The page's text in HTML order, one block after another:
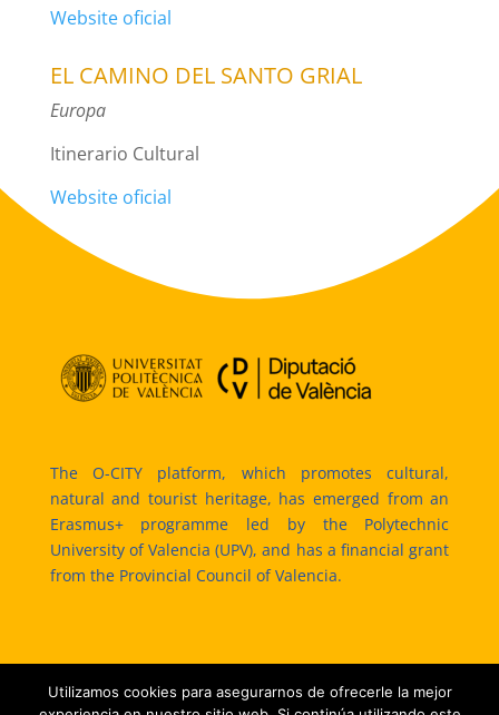
Website oficial
EL CAMINO DEL SANTO GRIAL
Europa
Itinerario Cultural
Website oficial
The O-CITY platform, which promotes cultural,
natural and tourist heritage, has emerged from an
Erasmus+ programme led by the Polytechnic
University of Valencia (UPV), and has a financial grant
from the Provincial Council of Valencia.
Utilizamos cookies para asegurarnos de ofrecerle la mejor